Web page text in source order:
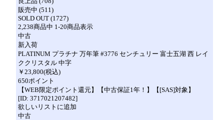
販売中 (511)
SOLD OUT (1727)
2,238商品中 1-20商品表示
中古
新入荷
PLATINUM プラチナ 万年筆 #3776 センチュリー 富士五湖 西 レイ
ククリスタル 中字
￥23,800(税込)
650ポイント
【WEB限定ポイント還元】【中古保証1年！】【[SAS]対象】
[ID: 3717021207482]
欲しいリストに追加
中古